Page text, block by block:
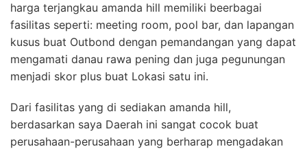
harga terjangkau amanda hill memiliki beerbagai
fasilitas seperti: meeting room, pool bar, dan lapangan
kusus buat Outbond dengan pemandangan yang dapat
mengamati danau rawa pening dan juga pegunungan
menjadi skor plus buat Lokasi satu ini.
Dari fasilitas yang di sediakan amanda hill,
berdasarkan saya Daerah ini sangat cocok buat
perusahaan-perusahaan yang berharap mengadakan